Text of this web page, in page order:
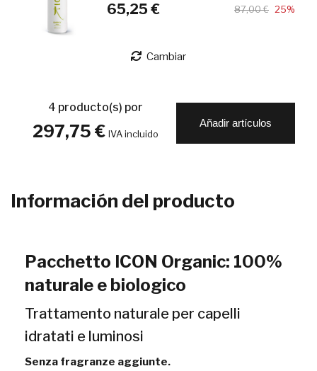
65,25 € 87,00 € 25%
Cambiar
4 producto(s) por
297,75 € IVA incluido
Añadir artículos
Información del producto
Pacchetto ICON Organic: 100%
naturale e biologico
Trattamento naturale per capelli
idratati e luminosi
Senza fragranze aggiunte.